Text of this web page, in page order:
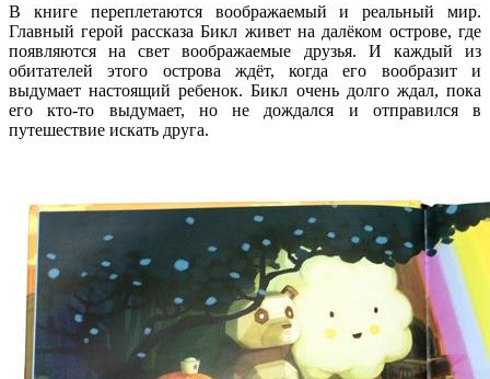
В книге переплетаются воображаемый и реальный мир.
Главный герой рассказа Бикл живет на далёком острове, где
появляются на свет воображаемые друзья. И каждый из
обитателей этого острова ждёт, когда его вообразит и
выдумает настоящий ребенок. Бикл очень долго ждал, пока
его кто-то выдумает, но не дождался и отправился в
путешествие искать друга.